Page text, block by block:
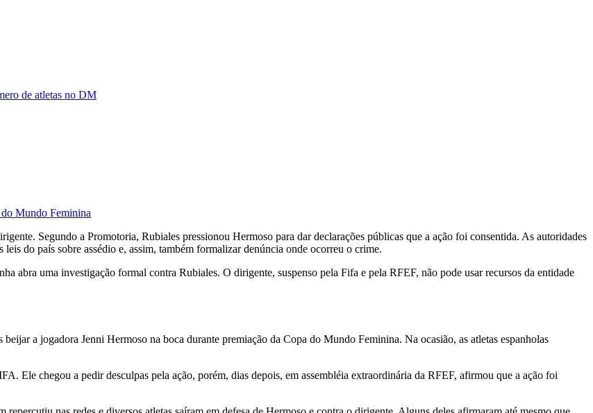
de atletas no DM
Mundo Feminina
Segundo a Promotoria, Rubiales pressionou Hermoso para dar declarações públicas que a ação foi consentida. As autoridades
leis do país sobre assédio e, assim, também formalizar denúncia onde ocorreu o crime.
abra uma investigação formal contra Rubiales. O dirigente, suspenso pela Fifa e pela RFEF, não pode usar recursos da entidade
a jogadora Jenni Hermoso na boca durante premiação da Copa do Mundo Feminina. Na ocasião, as atletas espanholas
Ele chegou a pedir desculpas pela ação, porém, dias depois, em assembléia extraordinária da RFEF, afirmou que a ação foi